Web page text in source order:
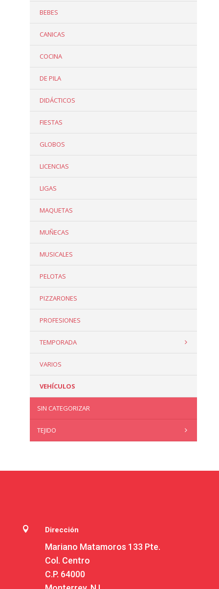
BEBES
CANICAS
COCINA
DE PILA
DIDÁCTICOS
FIESTAS
GLOBOS
LICENCIAS
LIGAS
MAQUETAS
MUÑECAS
MUSICALES
PELOTAS
PIZZARONES
PROFESIONES
TEMPORADA
VARIOS
VEHÍCULOS
SIN CATEGORIZAR
TEJIDO
 Dirección
Mariano Matamoros 133 Pte.
Col. Centro
C.P. 64000